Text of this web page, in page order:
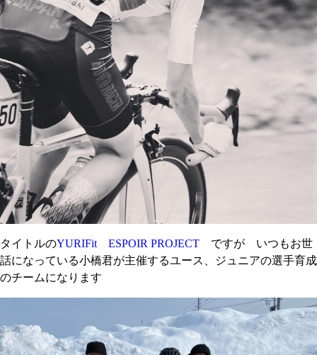
タイトルのYURIFit ESPOIR PROJECT ですが いつもお世
話になっている小橋君が主催するユース、ジュニアの選手育成
のチームになります